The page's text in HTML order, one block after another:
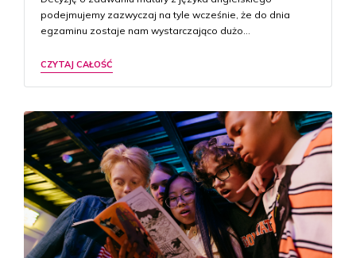
podejmujemy zazwyczaj na tyle wcześnie, że do dnia
egzaminu zostaje nam wystarczająco dużo…
CZYTAJ CAŁOŚĆ